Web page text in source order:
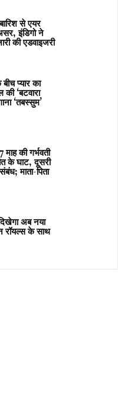
से एयर
इंडिगो ने
की एडवाइजरी
प्यार का
‘बटवारा
‘तबस्सुम’
की गर्भवती
के घाट, दूसरी
माता-पिता
अब नया
रॉयल्स के साथ